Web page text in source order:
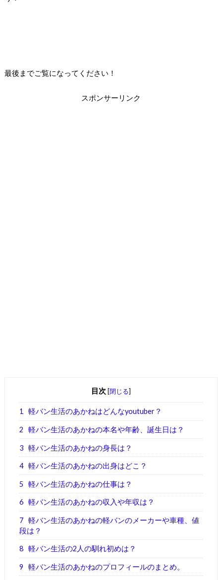
最後までご覧になってください！
スポンサーリンク
目次 [閉じる]
1 軽バン生活のあかねはどんなyoutuber？
2 軽バン生活のあかねの本名や年齢、誕生日は？
3 軽バン生活のあかねの身長は？
4 軽バン生活のあかねの出身はどこ？
5 軽バン生活のあかねの仕事は？
6 軽バン生活のあかねの収入や年収は？
7 軽バン生活のあかねの軽バンのメーカーや車種、値
段は？
8 軽バン生活の2人の馴れ初めは？
9 軽バン生活のあかねのプロフィールのまとめ。